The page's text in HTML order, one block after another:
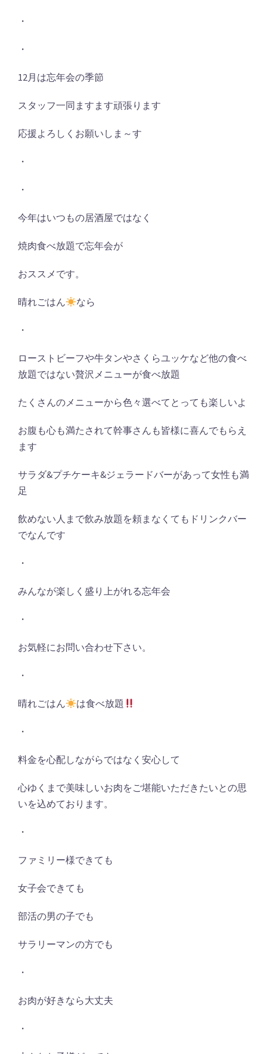
・
・
12月は忘年会の季節
スタッフ一同ますます頑張ります
応援よろしくお願いしま～す
・
・
今年はいつもの居酒屋ではなく
焼肉食べ放題で忘年会が
おススメです。
晴れごはん なら
・
ローストビーフや牛タンやさくらユッケなど他の食べ
放題ではない贅沢メニューが食べ放題
たくさんのメニューから色々選べてとっても楽しいよ
お腹も心も満たされて幹事さんも皆様に喜んでもらえ
ます
サラダ&プチケーキ&ジェラードバーがあって女性も満
足
飲めない人まで飲み放題を頼まなくてもドリンクバー
でなんです
・
みんなが楽しく盛り上がれる忘年会
・
お気軽にお問い合わせ下さい。
・
晴れごはん は食べ放題
・
料金を心配しながらではなく安心して
心ゆくまで美味しいお肉をご堪能いただきたいとの思
いを込めております。
・
ファミリー様できても
女子会できても
部活の男の子でも
サラリーマンの方でも
・
お肉が好きなら大丈夫
・